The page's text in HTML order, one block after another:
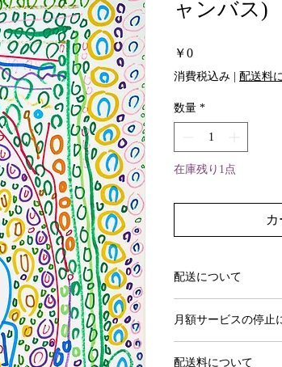
ャンバス)
￥0価
格
消費税込み | 配送料
数量 *
在庫残り1点
配送について
月額サービスの停止
配送料について